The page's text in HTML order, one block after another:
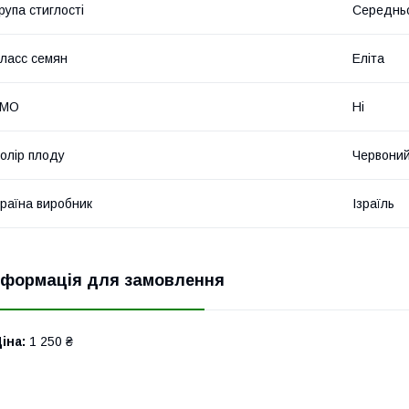
стиглості
семян Еліта
Ні
плоду Червоний
виробник Ізраїль
для замовлення
1 250 ₴